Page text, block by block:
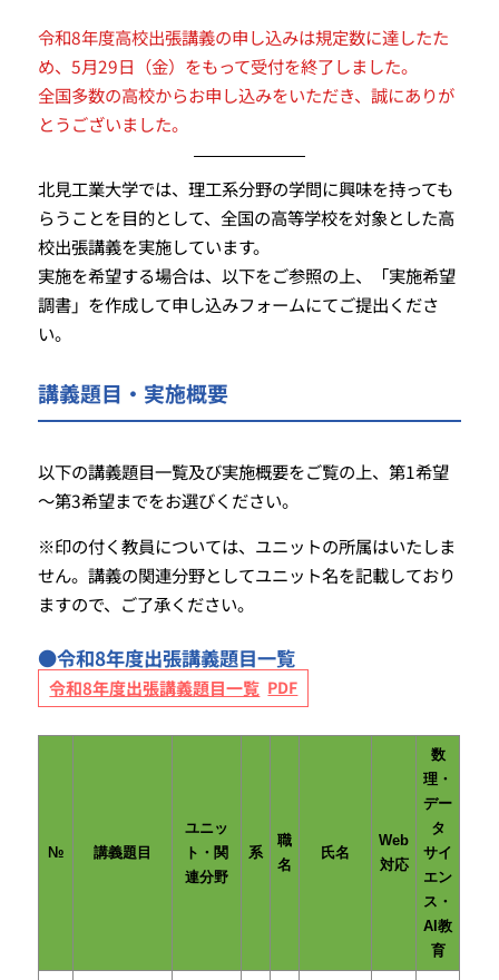
令和8年度高校出張講義の申し込みは規定数に達したた
め、5月29日（金）をもって受付を終了しました。
全国多数の高校からお申し込みをいただき、誠にありが
とうございました。
北見工業大学では、理工系分野の学問に興味を持っても
らうことを目的として、全国の高等学校を対象とした高
校出張講義を実施しています。
実施を希望する場合は、以下をご参照の上、「実施希望
調書」を作成して申し込みフォームにてご提出くださ
い。
講義題目・実施概要
以下の講義題目一覧及び実施概要をご覧の上、第1希望
～第3希望までをお選びください。
※印の付く教員については、ユニットの所属はいたしま
せん。講義の関連分野としてユニット名を記載しており
ますので、ご了承ください。
●令和8年度出張講義題目一覧
令和8年度出張講義題目一覧
№ 講義題目
ユニッ
ト・関
連分野
系
職
名
氏名
Web
対応
数
理・
デー
タ
サイ
エン
ス・
AI教
育